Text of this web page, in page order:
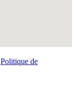
Politique de